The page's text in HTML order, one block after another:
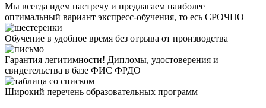
Мы всегда идем настречу и предлагаем наиболее
оптимальный вариант экспресс-обучения, то есь СРОЧНО
Обучение в удобное время без отрыва от производства
Гарантия легитимности! Дипломы, удостоверения и
свидетельства в базе ФИС ФРДО
Широкий перечень образовательных программ